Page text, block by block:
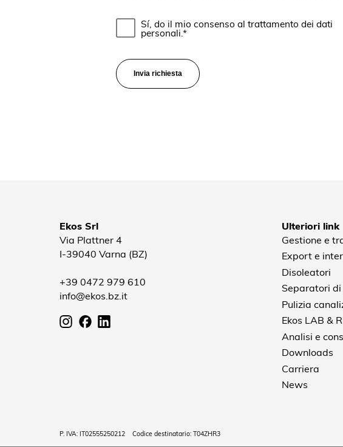
Sí, do il mio consenso al trattamento dei dati
personali.*
Invia richiesta
Ekos Srl
Via Plattner 4
I-39040 Varna (BZ)
+39 0472 979 610
info@ekos.bz.it
Ulteriori link
Gestione e
Export e
Disoleatori
Separatori
Pulizia
Ekos LAB &
Analisi e
Downloads
Carriera
News
P. IVA: IT02555250212 Codice destinatario: T04ZHR3